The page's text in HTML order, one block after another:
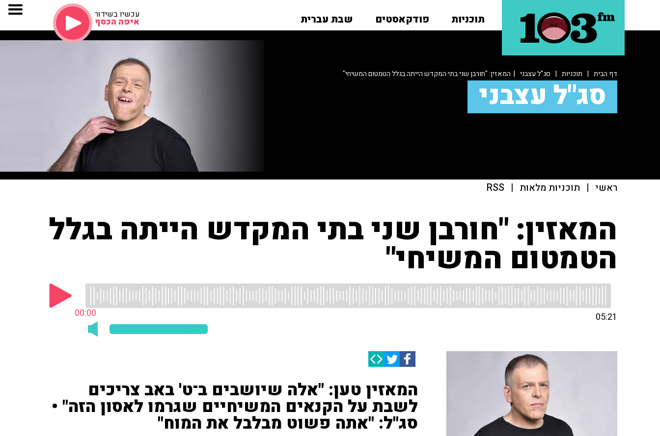
תוכניות פודקאסטים שבת עברית עכשיו בשידור
איפה הכסף
דף הבית | תוכניות | סג"ל עצבני | המאזין: "חורבן שני בתי המקדש הייתה בגלל הטמטום המשיחי"
סג"ל עצבני
ראשי | תוכניות מלאות |
RSS
המאזין: "חורבן שני בתי המקדש הייתה בגלל
הטמטום המשיחי"
00:00 05:21
המאזין טען: "אלה שיושבים ב־ט' באב צריכים
לשבת על הקנאים המשיחיים שגרמו לאסון הזה" •
סג"ל: "אתה פשוט מבלבל את המוח"